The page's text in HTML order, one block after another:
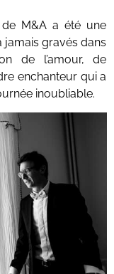
M&A a été une
gravés dans
de l’amour, de
enchanteur qui a
inoubliable.